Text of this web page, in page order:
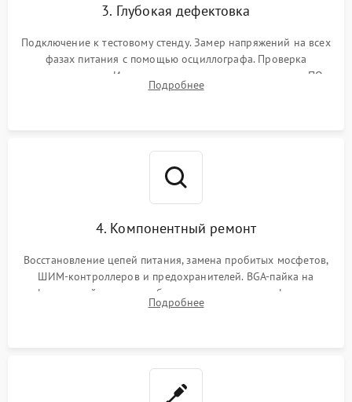
3. Глубокая дефектовка
Подключение к тестовому стенду. Замер напряжений на всех
фазах питания с помощью осциллографа. Проверка
инициализации. Использование специализированного ПО
MATS
Подробнее
4. Компонентный ремонт
Восстановление цепей питания, замена пробитых мосфетов,
ШИМ-контроллеров и предохранителей. BGA-пайка на
инфракрасной станции реболлинг или замена графического
чипа и дефектной памяти GDDR. Прошивка BIOS
Подробнее